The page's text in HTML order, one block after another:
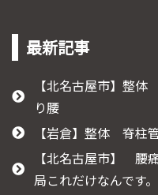
最新記事
【北名古屋市】整
り腰
【岩倉】整体 脊
【北名古屋市】
局これだけなんです。